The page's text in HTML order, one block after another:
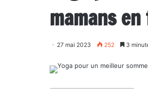
mamans
27 mai 2023 252 3